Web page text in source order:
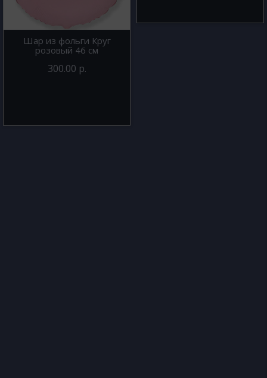
Шар из фольги Круг
розовый 46 см
300.00 р.